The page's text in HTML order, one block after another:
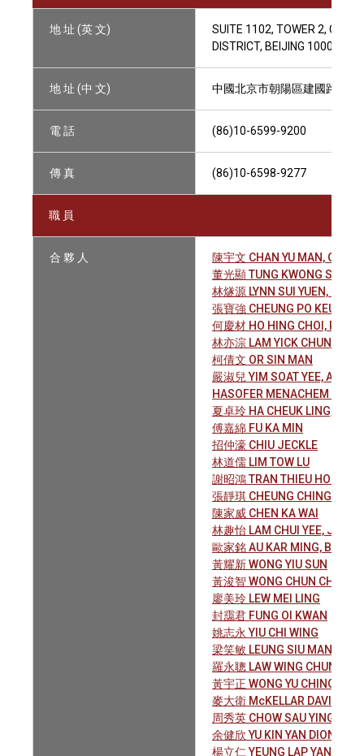
地 址 (英 文)
SUITE 1102, TOWER 2,
DISTRICT, BEIJING 100025,
地 址 (中 文) 中國北京市朝陽區建國路79
電 話 (86)10-6599-9200
傳 真 (86)10-6598-9277
職 員
合 夥 人
陳宇文 CHAN YU MAN,
董光顯 TUNG KWONG SHIEN,
林燧源 LYNN SUI YUEN,
張寶強 CHEUNG PO KEUNG,
何慶材 HO HING CHOI, PETER
林亦淙 LAM YICK CHUNG,
柯倩文 OR SIN MAN
嚴淑兒 YIM SOAT YEE,
HASOFER MENACHEM
夏卓玲 HA CHEUK LING,
傅嘉綿 FU KA MIN
招仲濠 CHIU JECKLE
林道儒 LIM TOW LU
謝昭鴻 TRAN THIEU HONG
張靜琪 CHEUNG CHING KI
陳家威 CHEN KA WAI
林趣怡 LAM CHUI YEE, JAIME
歐家銘 AU KAR MING, BILLY
黃耀新 WONG YIU SUN
黃浚智 WONG CHUN CHI,
廖美玲 LEW MEI LING
封靄君 FUNG OI KWAN
姚志永 YIU CHI WING
梁笑敏 LEUNG SIU MAN,
羅永聰 LAW WING CHUNG,
黃宇正 WONG YU CHING,
麥大衛 McKELLAR DAVID
周秀英 CHOW SAU YING,
余健欣 YU KIN YAN DION
楊立仁 YEUNG LAP YAN,